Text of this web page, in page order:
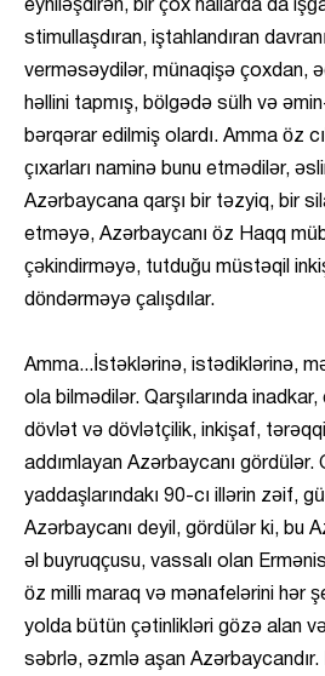
eyniləşdirən, bir çox hallarda da
stimullaşdıran, iştahlandıran
verməsəydilər, münaqişə çoxdan,
həllini tapmış, bölgədə sülh və
bərqərar edilmiş olardı. Amma öz
çıxarları naminə bunu etmədilər,
Azərbaycana qarşı bir təzyiq, bir
etməyə, Azərbaycanı öz Haqq
çəkindirməyə, tutduğu müstəqil
döndərməyə çalışdılar.
Amma...İstəklərinə, istədiklərinə,
ola bilmədilər. Qarşılarında
dövlət və dövlətçilik, inkişaf,
addımlayan Azərbaycanı gördülər.
yaddaşlarındakı 90-cı illərin zəif,
Azərbaycanı deyil, gördülər ki, bu
əl buyruqçusu, vassalı olan
öz milli maraq və mənafelərini hər
yolda bütün çətinlikləri gözə alan
səbrlə, əzmlə aşan